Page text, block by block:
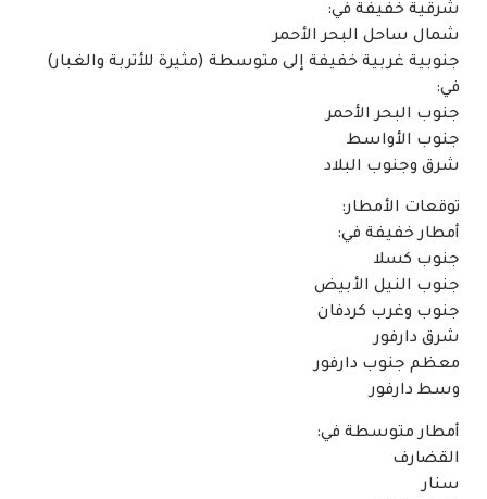
شرقية خفيفة في:
شمال ساحل البحر الأحمر
جنوبية غربية خفيفة إلى متوسطة (مثيرة للأتربة والغبار)
في:
جنوب البحر الأحمر
جنوب الأواسط
شرق وجنوب البلاد
توقعات الأمطار:
أمطار خفيفة في:
جنوب كسلا
جنوب النيل الأبيض
جنوب وغرب كردفان
شرق دارفور
معظم جنوب دارفور
وسط دارفور
أمطار متوسطة في:
القضارف
سنار